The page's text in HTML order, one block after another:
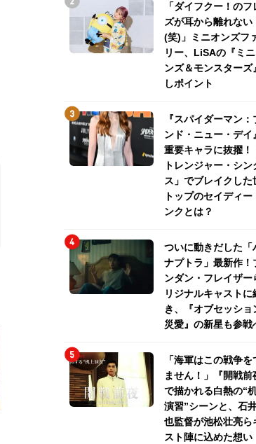
「ダイフクー！のフ
ズが耳から離れない
(笑)」ミニオンズフ
リー、LiSAの『ミ
ンズ＆モンスターズ
しポイント
『スパイダーマン：
ンド・ニュー・デイ
重要キャラに抜擢！
トレンジャー・シン
ス」でブレイクした
トップのセイディー
ンクとは？
ついに動きだした「
ナプトラ」最新作！
ンダン・フレイザー
リジナルキャストに
き、『オブセッショ
災愛』の新星も参戦
「海軍はこの戦争を
ません！」『開戦前
で描かれる白熱の“
演習”シーンと、石
也監督が池松壮亮ら
スト陣に込めた想い